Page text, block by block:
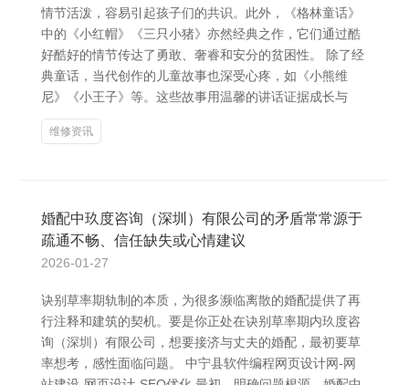
情节活泼，容易引起孩子们的共识。此外，《格林童话》
中的《小红帽》《三只小猪》亦然经典之作，它们通过酷
好酷好的情节传达了勇敢、奢睿和安分的贫困性。 除了经
典童话，当代创作的儿童故事也深受心疼，如《小熊维
尼》《小王子》等。这些故事用温馨的讲话证据成长与
维修资讯
婚配中玖度咨询（深圳）有限公司的矛盾常常源于
疏通不畅、信任缺失或心情建议
2026-01-27
诀别草率期轨制的本质，为很多濒临离散的婚配提供了再
行注释和建筑的契机。要是你正处在诀别草率期内玖度咨
询（深圳）有限公司，想要接济与丈夫的婚配，最初要草
率想考，感性面临问题。 中宁县软件编程网页设计网-网